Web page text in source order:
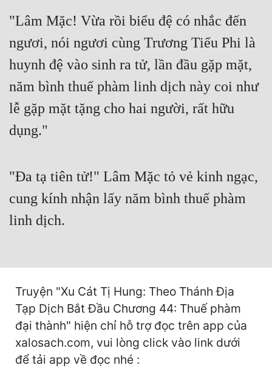
Dị Năng
Gia Đấu
Góc Nhìn Nam
Góc Nhìn Nữ
Huyền Nghi
Huyền Ảo
Khoa Huyễn
Khoa Huyễn Không Gian
Kinh Dị
"Lâm Mặc! Vừa rồi biểu đệ có nhắc đến
ngươi, nói ngươi cùng Trương Tiểu Phi là
huynh đệ vào sinh ra tử, lần đầu gặp mặt,
năm bình thuế phàm linh dịch này coi như
lễ gặp mặt tặng cho hai người, rất hữu
dụng."
"Đa tạ tiên tử!" Lâm Mặc tỏ vẻ kinh ngạc,
cung kính nhận lấy năm bình thuế phàm
linh dịch.
Truyện "Xu Cát Tị Hung: Theo Thánh Địa
Tạp Dịch Bắt Đầu Chương 44: Thuế phàm
đại thành" hiện chỉ hỗ trợ đọc trên app của
xalosach.com, vui lòng click vào link dưới
để tải app về đọc nhé :